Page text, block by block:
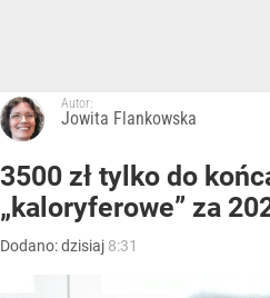
Autor:
Jowita Flankowska
3500 zł tylko do
„kaloryferowe” za
Dodano:dzisiaj 8:31